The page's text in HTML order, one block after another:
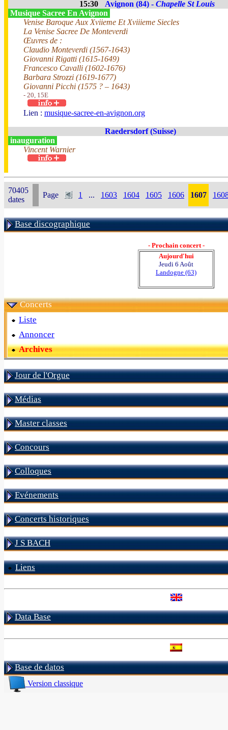
15:30 Avignon (84) - Chapelle St Louis
Musique Sacree En Avignon
Venise Baroque Aux Xviieme Et Xviiieme Siecles
La Venise Sacree De Monteverdi
Œuvres de :
Claudio Monteverdi (1567-1643)
Giovanni Rigatti (1615-1649)
Francesco Cavalli (1602-1676)
Barbara Strozzi (1619-1677)
Giovanni Picchi (1575 ? – 1643)
- 20, 15E
Lien : musique-sacree-en-avignon.org
Raedersdorf (Suisse)
inauguration
Vincent Warnier
70405
dates
Page 1 ... 1603 1604 1605 1606 1607
Base discographique
- Prochain concert -
Aujourd'hui
Jeudi 6 Août
Landogne (63)
Concerts
Liste
Annoncer
Archives
Jour de l'Orgue
Médias
Master classes
Concours
Colloques
Evénements
Concerts historiques
J S BACH
Liens
Data Base
Base de datos
Version classique